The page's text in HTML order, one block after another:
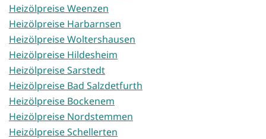
Heizölpreise Weenzen
Heizölpreise Harbarnsen
Heizölpreise Woltershausen
Heizölpreise Hildesheim
Heizölpreise Sarstedt
Heizölpreise Bad Salzdetfurth
Heizölpreise Bockenem
Heizölpreise Nordstemmen
Heizölpreise Schellerten